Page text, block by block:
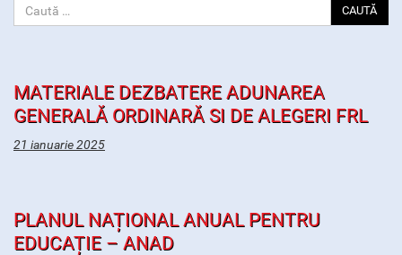
CAUTĂ
MATERIALE DEZBATERE ADUNAREA
GENERALĂ ORDINARĂ SI DE ALEGERI FRL
21 ianuarie 2025
PLANUL NAȚIONAL ANUAL PENTRU
EDUCAȚIE – ANAD